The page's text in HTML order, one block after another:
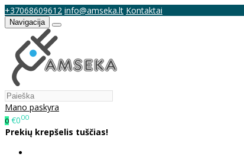
+37068609612 info@amseka.lt Kontaktai
Navigacija
Mano paskyra
0 €000
Prekių krepšelis tuščias!